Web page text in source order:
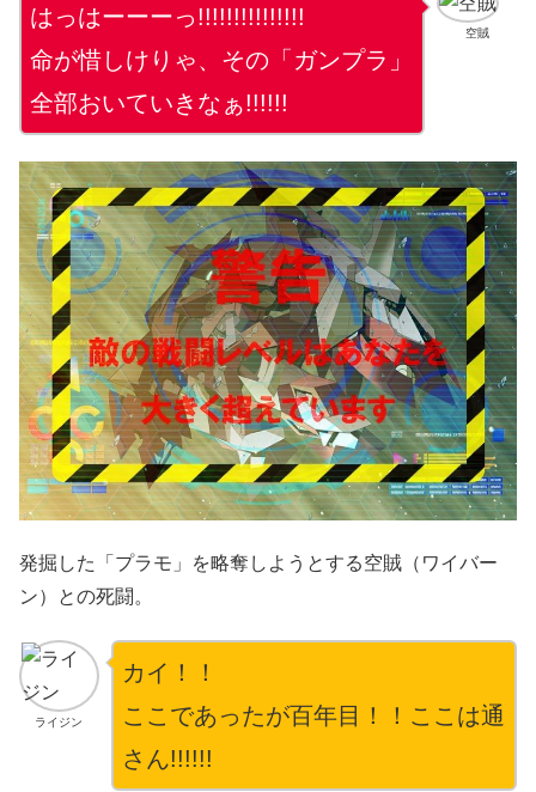
空賊
はっはーーーっ!!!!!!!!!!!!!!!
命が惜しけりゃ、その「ガンプラ」
全部おいていきなぁ!!!!!!
発掘した「プラモ」を略奪しようとする空賊（ワイバー
ン）との死闘。
ライジン
カイ！！
ここであったが百年目！！ここは通
さん!!!!!!